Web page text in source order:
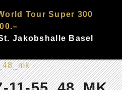
Tour Super 300
Jakobshalle Basel